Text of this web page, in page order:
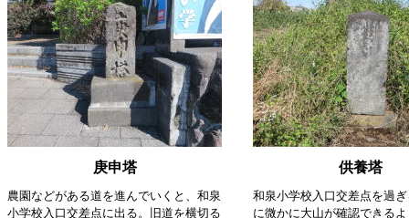
庚申塔 供養塔
農園などがある道を進んでいくと、和泉
小学校入口交差点に出る。旧道を横切る
和泉小学校入口交差点を過
に微かに大山が確認できる